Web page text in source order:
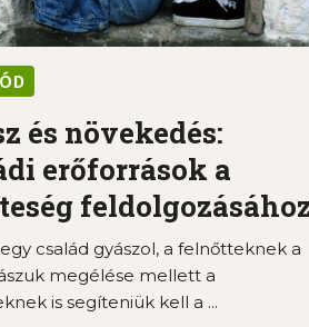
és növekedés:
erőforrások a
család gyászol, a felnőtteknek a
megélése mellett a
is segíteniük kell a ...